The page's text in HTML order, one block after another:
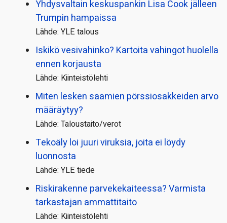
Yhdysvaltain keskuspankin Lisa Cook jälleen
Trumpin hampaissa
Lähde: YLE talous
Iskikö vesivahinko? Kartoita vahingot huolella
ennen korjausta
Lähde: Kiinteistölehti
Miten lesken saamien pörssi­osakkeiden arvo
määräytyy?
Lähde: Taloustaito/verot
Tekoäly loi juuri viruksia, joita ei löydy
luonnosta
Lähde: YLE tiede
Riskirakenne parvekekaiteessa? Varmista
tarkastajan ammattitaito
Lähde: Kiinteistölehti